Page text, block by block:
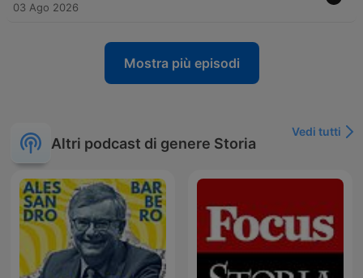
03 Ago 2026
Mostra più episodi
Altri podcast di genere Storia
Vedi tutti